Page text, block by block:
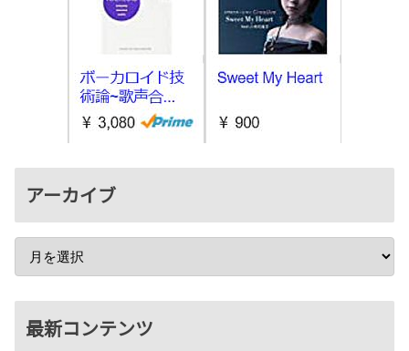
アーカイブ
最新コンテンツ